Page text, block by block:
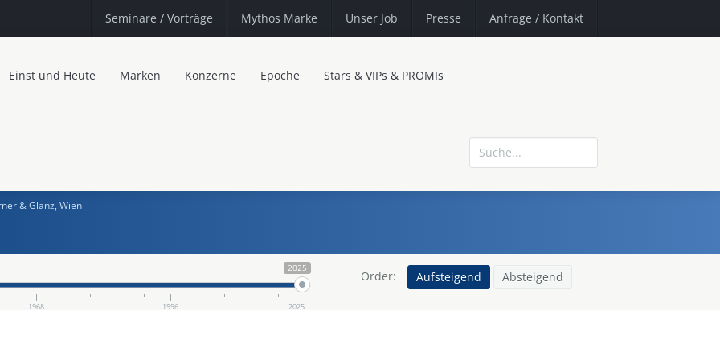
Seminare / Vorträge Mythos Marke Unser Job Presse Anfrage / Kontakt
Einst und Heute Marken Konzerne Epoche Stars & VIPs & PROMIs
& Glanz, Wien
2025
1968 1996 2025
Order: Aufsteigend Absteigend